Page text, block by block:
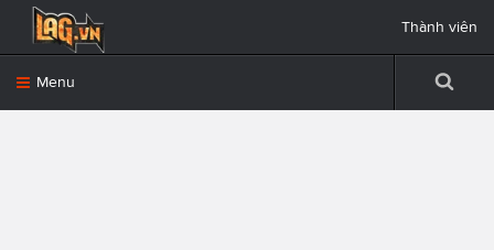
Menu
Thành viên